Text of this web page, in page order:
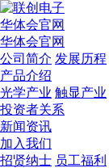
华体会官网
华体会官网
公司简介 发展历程
产品介绍
光学产业 触显产业
投资者关系
新闻资讯
加入我们
招贤纳士 员工福利